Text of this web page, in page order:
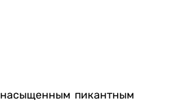
пикантным